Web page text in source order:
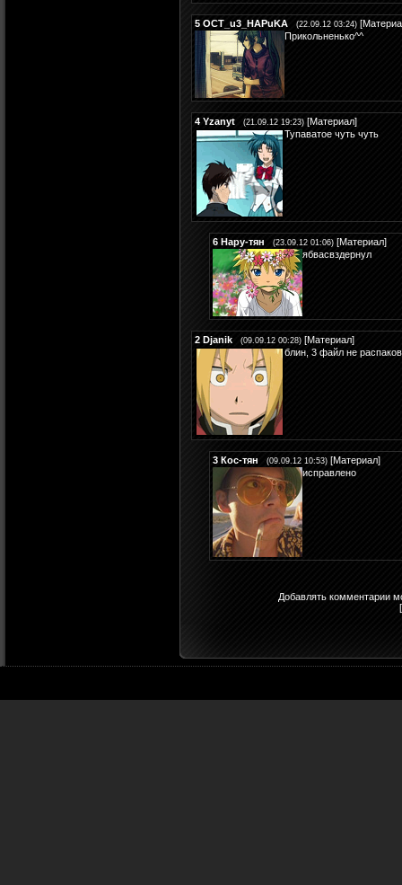
5 OCT_u3_HAPuKA (22.09.12 03:24) [
Прикольненько^^
4 Yzanyt (21.09.12 19:23) [Материал]
Тупаватое чуть чуть
6 Нару-тян (23.09.12 01:06) [Материал]
ябвасвздернул
2 Djanik (09.09.12 00:28) [Материал]
блин, 3 файл не
3 Кос-тян (09.09.12 10:53) [Материал]
исправлено
Добавлять комментарии